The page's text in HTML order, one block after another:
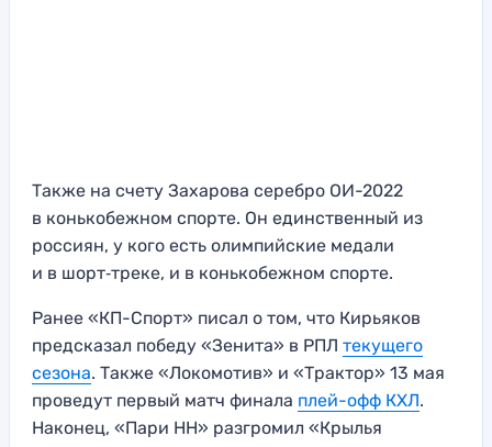
Также на счету Захарова серебро ОИ-2022
в конькобежном спорте. Он единственный из
россиян, у кого есть олимпийские медали
и в шорт‑треке, и в конькобежном спорте.
Ранее «КП-Спорт» писал о том, что Кирьяков
предсказал победу «Зенита» в РПЛ текущего
сезона. Также «Локомотив» и «Трактор» 13 мая
проведут первый матч финала плей-офф КХЛ.
Наконец, «Пари НН» разгромил «Крылья